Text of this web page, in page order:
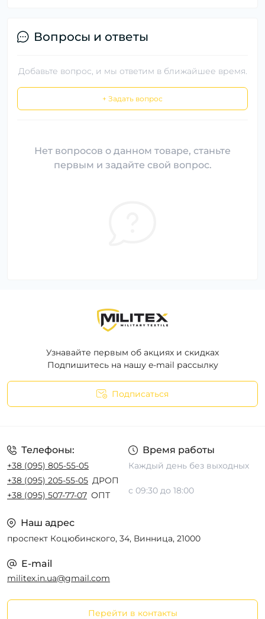
Вопросы и ответы
Добавьте вопрос, и мы ответим в ближайшее время.
+ Задать вопрос
Нет вопросов о данном товаре, станьте
первым и задайте свой вопрос.
Узнавайте первым об акциях и скидках
Подпишитесь на нашу e-mail рассылку
Подписаться
Телефоны:
+38 (095) 805-55-05
+38 (095) 205-55-05 ДРОП
+38 (095) 507-77-07 ОПТ
Время работы
Каждый день без выходных
с 09:30 до 18:00
Наш адрес
проспект Коцюбинского, 34, Винница, 21000
E-mail
militex.in.ua@gmail.com
Перейти в контакты